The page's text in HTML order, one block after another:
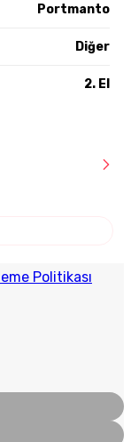
Portmanto
Diğer
2. El
Politikası